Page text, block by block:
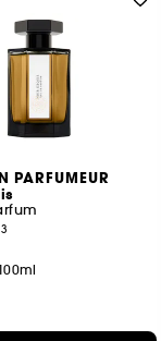
PARFUMEUR
3